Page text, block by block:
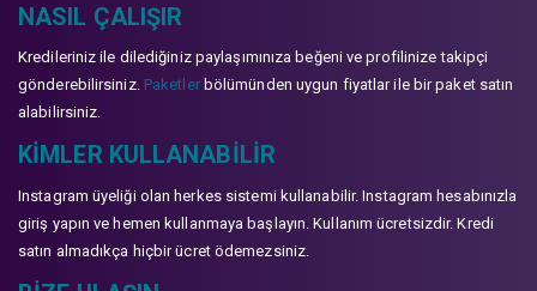
NASIL ÇALIŞIR
Kredileriniz ile dilediğiniz paylaşımınıza beğeni ve profilinize takipçi
gönderebilirsiniz. Paketlerbölümünden uygun fiyatlar ile bir paket satın
alabilirsiniz.
KIMLER KULLANABILIR
Instagram üyeliği olan herkes sistemi kullanabilir. Instagram hesabınızla
giriş yapın ve hemen kullanmaya başlayın. Kullanım ücretsizdir. Kredi
satın almadıkça hiçbir ücret ödemezsiniz.